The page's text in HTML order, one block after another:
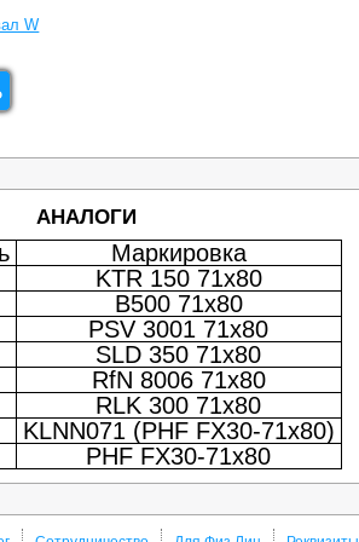
W
АНАЛОГИ
Маркировка
KTR 150 71x80
B500 71x80
PSV 3001 71x80
SLD 350 71x80
RfN 8006 71x80
RLK 300 71x80
KLNN071 (PHF FX30-71x80)
PHF FX30-71x80